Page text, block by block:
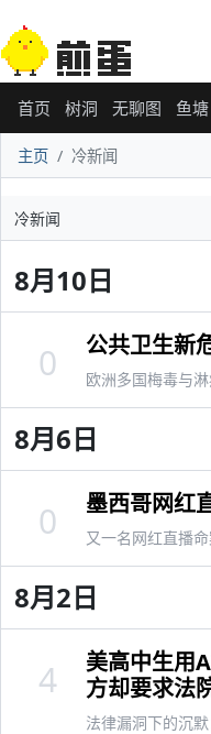
首页 树洞 无聊图 鱼塘
主页 冷新闻
冷新闻
8月10日
公共卫生新
欧洲多国梅毒与
0
8月6日
墨西哥网红
又一名网红直播
0
8月2日
美高中生用
方却要求法
法律漏洞下的沉
4